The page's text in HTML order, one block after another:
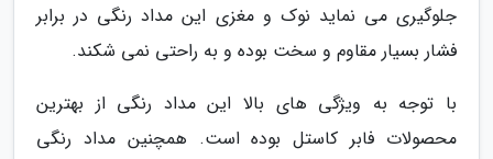
جلوگیری می نماید نوک و مغزی این مداد رنگی در برابر
فشار بسیار مقاوم و سخت بوده و به راحتی نمی شکند.
با توجه به ویژگی های بالا این مداد رنگی از بهترین
محصولات فابر کاستل بوده است. همچنین مداد رنگی